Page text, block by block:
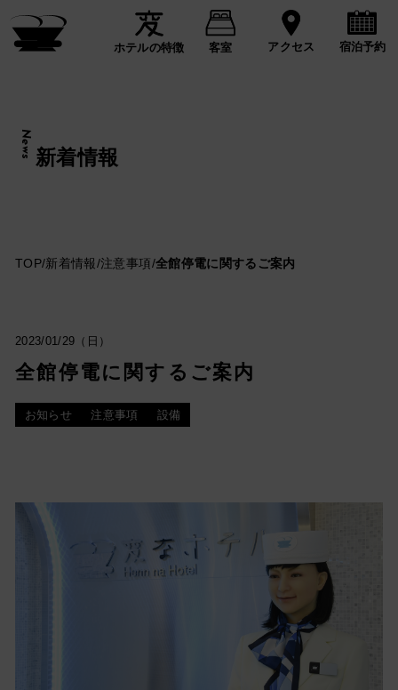
ホテルの特徴 客室 アクセス 宿泊予約
News 新着情報
TOP/新着情報/注意事項/全館停電に関するご案内
2023/01/29（日）
全館停電に関するご案内
お知らせ 注意事項 設備